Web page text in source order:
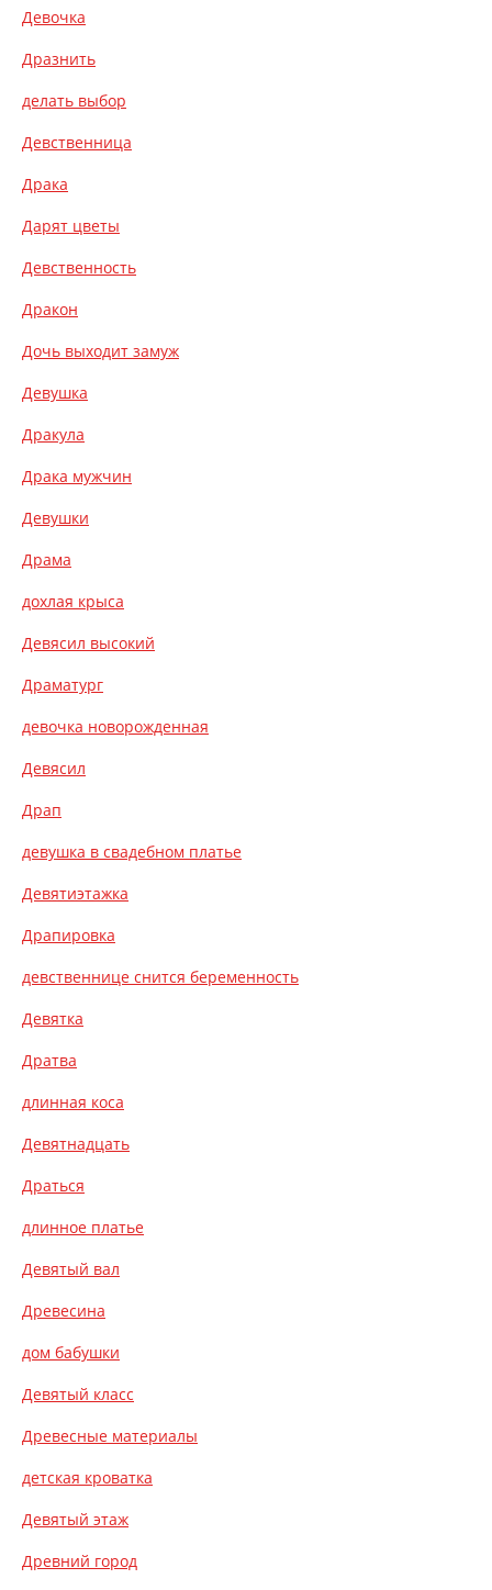
Девочка
Дразнить
делать выбор
Девственница
Драка
Дарят цветы
Девственность
Дракон
Дочь выходит замуж
Девушка
Дракула
Драка мужчин
Девушки
Драма
дохлая крыса
Девясил высокий
Драматург
девочка новорожденная
Девясил
Драп
девушка в свадебном платье
Девятиэтажка
Драпировка
девственнице снится беременность
Девятка
Дратва
длинная коса
Девятнадцать
Драться
длинное платье
Девятый вал
Древесина
дом бабушки
Девятый класс
Древесные материалы
детская кроватка
Девятый этаж
Древний город